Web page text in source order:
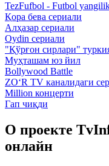
TezFufbol - Futbol
Қора бева сериали
Алҳазар сериали
Oydin сериали
"Қўрғон сирлари"
Муҳташам юз йил
Bollywood Battle
ZO‘R TV каналидаги
Million концерти
Гап чиқди
О проекте
онлайн